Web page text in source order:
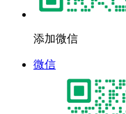
添加微信
微信